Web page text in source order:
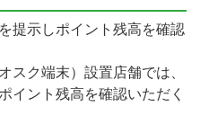
提示しポイント残高を確認
スク端末）設置店舗では、
イント残高を確認いただく